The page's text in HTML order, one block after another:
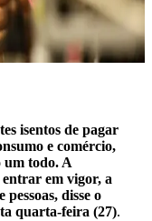
isentos de pagar
e comércio,
um todo. A
em vigor, a
disse o
quarta-feira (27).